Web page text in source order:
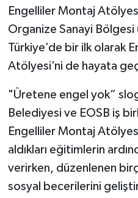
Engelliler Montaj
Organize Sanayi Bölgesi
Türkiye’de bir ilk olarak
Atölyesi’ni de hayata
"Üretene engel yok”
Belediyesi ve EOSB iş
Engelliler Montaj
aldıkları eğitimlerin
verirken, düzenlenen
sosyal becerilerini